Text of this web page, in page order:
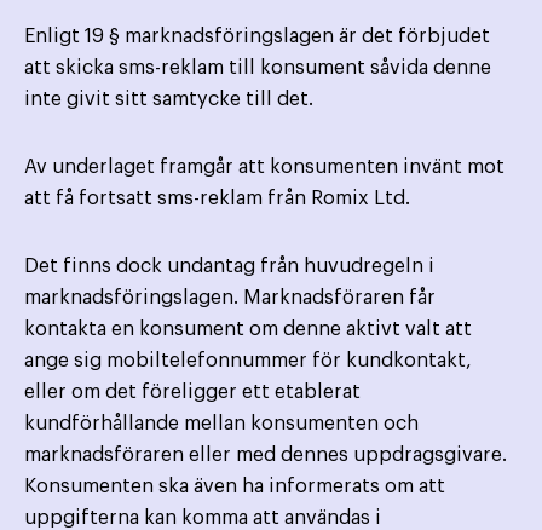
Enligt 19 § marknadsföringslagen är det förbjudet
att skicka sms-reklam till konsument såvida denne
inte givit sitt samtycke till det.
Av underlaget framgår att konsumenten invänt mot
att få fortsatt sms-reklam från Romix Ltd.
Det finns dock undantag från huvudregeln i
marknadsföringslagen. Marknadsföraren får
kontakta en konsument om denne aktivt valt att
ange sig mobiltelefonnummer för kundkontakt,
eller om det föreligger ett etablerat
kundförhållande mellan konsumenten och
marknadsföraren eller med dennes uppdragsgivare.
Konsumenten ska även ha informerats om att
uppgifterna kan komma att användas i